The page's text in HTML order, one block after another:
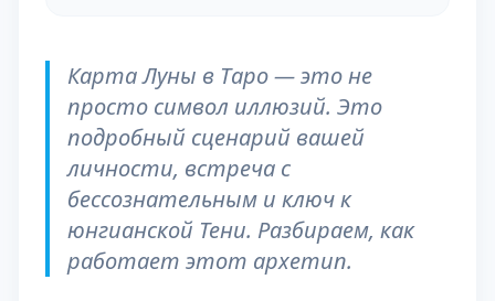
Карта Луны в Таро — это не
просто символ иллюзий. Это
подробный сценарий вашей
личности, встреча с
бессознательным и ключ к
юнгианской Тени. Разбираем, как
работает этот архетип.